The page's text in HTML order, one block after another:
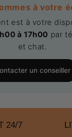
à votre
est à votre
à 17h00 par
et chat.
un conseiller
24/7